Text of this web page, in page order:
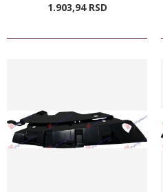
1.903,94 RSD